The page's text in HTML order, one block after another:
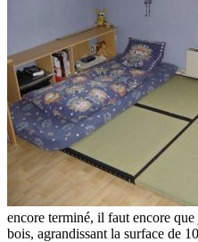
encore terminé, il faut encore
bois, agrandissant la surface de